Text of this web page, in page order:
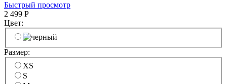
Быстрый просмотр
2 499 Р
Цвет:
Размер:
XS
S